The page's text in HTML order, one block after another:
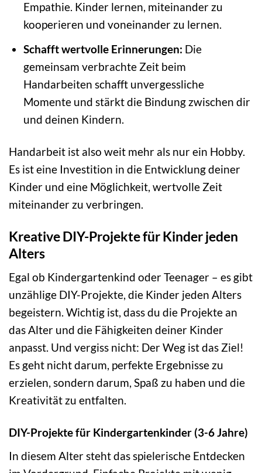
Empathie. Kinder lernen, miteinander zu
kooperieren und voneinander zu lernen.
Schafft wertvolle Erinnerungen: Die
gemeinsam verbrachte Zeit beim
Handarbeiten schafft unvergessliche
Momente und stärkt die Bindung zwischen dir
und deinen Kindern.
Handarbeit ist also weit mehr als nur ein Hobby.
Es ist eine Investition in die Entwicklung deiner
Kinder und eine Möglichkeit, wertvolle Zeit
miteinander zu verbringen.
Kreative DIY-Projekte für Kinder jeden
Alters
Egal ob Kindergartenkind oder Teenager – es gibt
unzählige DIY-Projekte, die Kinder jeden Alters
begeistern. Wichtig ist, dass du die Projekte an
das Alter und die Fähigkeiten deiner Kinder
anpasst. Und vergiss nicht: Der Weg ist das Ziel!
Es geht nicht darum, perfekte Ergebnisse zu
erzielen, sondern darum, Spaß zu haben und die
Kreativität zu entfalten.
DIY-Projekte für Kindergartenkinder (3-6 Jahre)
In diesem Alter steht das spielerische Entdecken